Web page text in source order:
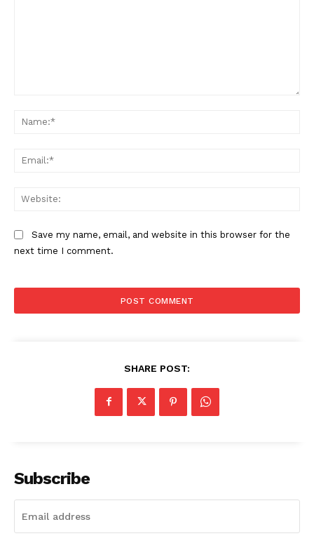
Save my name, email, and website in this browser for the
next time I comment.
SHARE POST:
Subscribe